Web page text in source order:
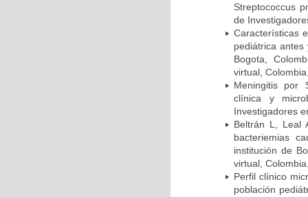
Streptococcus
de
Características
pediátrica
Bogota,
virtual,
Meningitis por
clínica y
Investigadores
Beltrán L, Leal
bacteriemias
institución de
virtual,
Perfil clínico
población